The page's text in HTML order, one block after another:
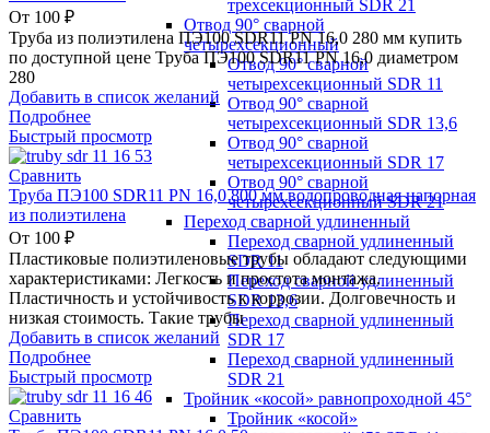
трехсекционный SDR 21
Отвод 90° сварной
четырехсекционный
Отвод 90° сварной
четырехсекционный SDR 11
Отвод 90° сварной
четырехсекционный SDR 13,6
Отвод 90° сварной
четырехсекционный SDR 17
Отвод 90° сварной
четырехсекционный SDR 21
Переход сварной удлиненный
Переход сварной удлиненный
SDR 11
Переход сварной удлиненный
SDR 13,6
Переход сварной удлиненный
SDR 17
Переход сварной удлиненный
SDR 21
Тройник «косой» равнопроходной 45°
Тройник «косой»
От 100 ₽
Труба из полиэтилена ПЭ100 SDR11 PN 16,0 280 мм купить
по доступной цене Труба ПЭ100 SDR11 PN 16,0 диаметром
280
Добавить в список желаний
Подробнее
Быстрый просмотр
Сравнить
Труба ПЭ100 SDR11 PN 16,0 800 мм водопроводная напорная
из полиэтилена
От 100 ₽
Пластиковые полиэтиленовые трубы обладают следующими
характеристиками: Легкость и простота монтажа.
Пластичность и устойчивость к коррозии. Долговечность и
низкая стоимость. Такие трубы
Добавить в список желаний
Подробнее
Быстрый просмотр
Сравнить